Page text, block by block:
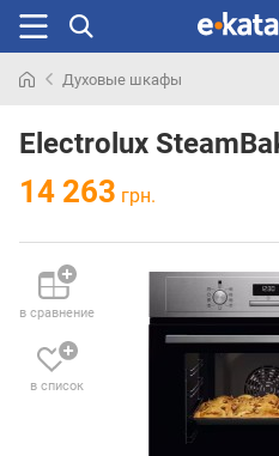
раньше
Духовые шкафы
Electrolux
14 263 грн.
в сравнение
в список